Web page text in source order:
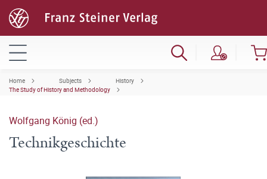
Home Subjects
History
The Study of History and Methodology
Wolfgang König (ed.)
Technikgeschichte